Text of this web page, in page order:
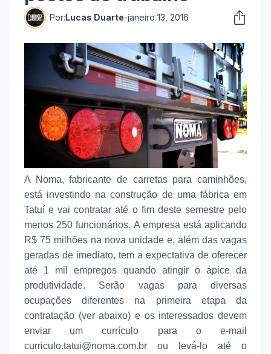
Por:Lucas Duarte-janeiro 13, 2016
A Noma, fabricante de carretas para caminhões,
está investindo na construção de uma fábrica em
Tatuí e vai contratar até o fim deste semestre pelo
menos 250 funcionários. A empresa está aplicando
R$ 75 milhões na nova unidade e, além das vagas
geradas de imediato, tem a expectativa de oferecer
até 1 mil empregos quando atingir o ápice da
produtividade. Serão vagas para diversas
ocupações diferentes na primeira etapa da
contratação (ver abaixo) e os interessados devem
enviar um currículo para o e-mail
curriculo.tatui@noma.com.br ou levá-lo até o